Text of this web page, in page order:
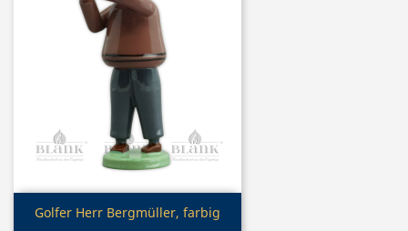
 Vorschau
Golfer Herr Bergmüller, farbig